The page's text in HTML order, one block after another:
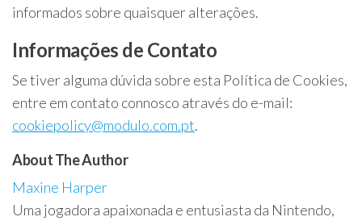
informados sobre quaisquer alterações.
Informações de Contato
Se tiver alguma dúvida sobre esta Política de Cookies,
entre em contato connosco através do e-mail:
cookiepolicy@modulo.com.pt.
About The Author
Maxine Harper
Uma jogadora apaixonada e entusiasta da Nintendo,